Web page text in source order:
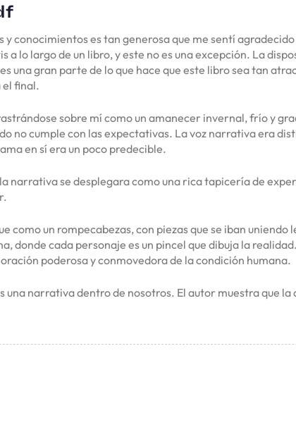
conocimientos es tan generosa que me sentí
lo largo de un libro, y este no es una excepción. La
una gran parte de lo que hace que este libro sea tan
el final.
sobre mí como un amanecer invernal, frío y
no cumple con las expectativas. La voz narrativa era
en sí era un poco predecible.
narrativa se desplegara como una rica tapicería de
como un rompecabezas, con piezas que se iban
donde cada personaje es un pincel que dibuja la
poderosa y conmovedora de la condición humana.
una narrativa dentro de nosotros. El autor muestra que